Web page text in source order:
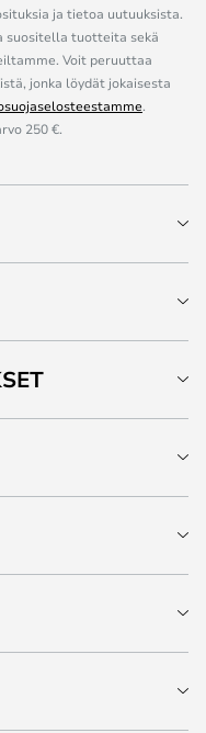
ja tietoa uutuuksista.
suositella tuotteita sekä
Voit peruuttaa
jonka löydät jokaisesta
.
250 €.